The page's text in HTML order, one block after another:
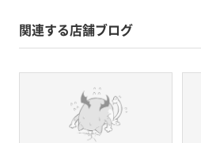
関連する店舗ブログ